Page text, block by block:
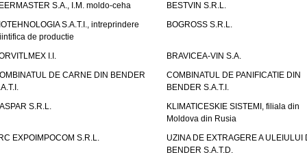
S.A., I.M. moldo-ceha
BESTVIN S.R.L.
S.A.T.I., intreprindere
de productie
BOGROSS S.R.L.
I.I.
BRAVICEA-VIN S.A.
DE CARNE DIN BENDER
COMBINATUL DE PANIFICATIE DIN
BENDER S.A.T.I.
S.R.L.
KLIMATICESKIE SISTEMI, filiala din
Moldova din Rusia
EXPOIMPOCOM S.R.L.
UZINA DE EXTRAGERE A ULEIULUI
BENDER S.A.T.D.